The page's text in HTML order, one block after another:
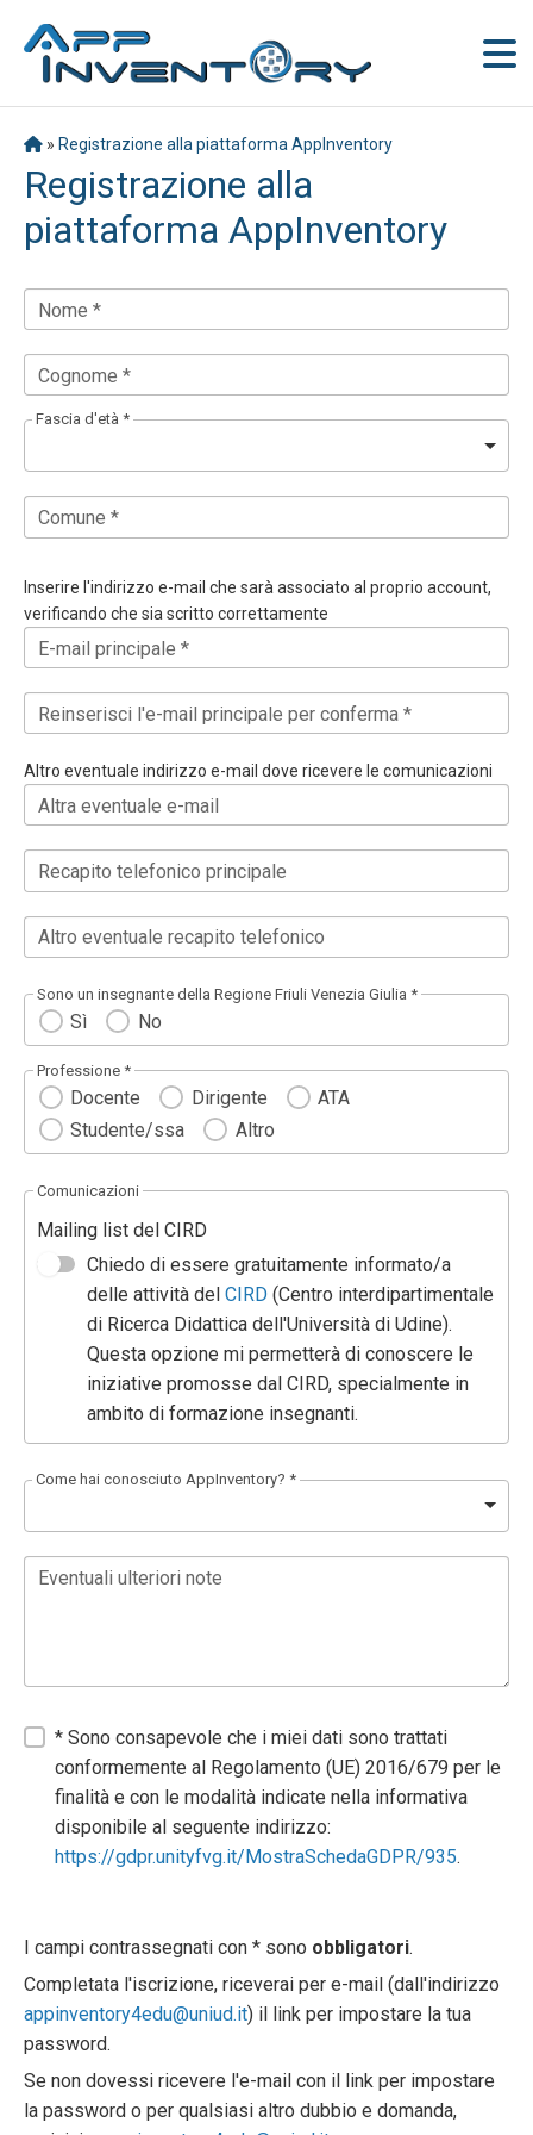
» Registrazione alla piattaforma AppInventory
Registrazione alla
piattaforma AppInventory
Nome *
Cognome *
Fascia d'età *
Comune *
Inserire l'indirizzo e-mail che sarà associato al proprio account,
verificando che sia scritto correttamente
E-mail principale *
Reinserisci l'e-mail principale per conferma *
Altro eventuale indirizzo e-mail dove ricevere le comunicazioni
Altra eventuale e-mail
Recapito telefonico principale
Altro eventuale recapito telefonico
Sono un insegnante della Regione Friuli Venezia Giulia *
Sì No
Professione *
Docente Dirigente
ATA
Studente/ssa
Altro
Comunicazioni
Mailing list del CIRD
Chiedo di essere gratuitamente informato/a
delle attività delCIRD (Centro interdipartimentale
di Ricerca Didattica dell'Università di Udine).
Questa opzione mi permetterà di conoscere le
iniziative promosse dal CIRD, specialmente in
ambito di formazione insegnanti.
Come hai conosciuto AppInventory? *
Eventuali ulteriori note
* Sono consapevole che i miei dati sono trattati
conformemente al Regolamento (UE) 2016/679 per le
finalità e con le modalità indicate nella informativa
disponibile al seguente indirizzo:
https://gdpr.unityfvg.it/MostraSchedaGDPR/935.
I campi contrassegnati con * sono obbligatori.
Completata l'iscrizione, riceverai per e-mail (dall'indirizzo
appinventory4edu@uniud.it) il link per impostare la tua
password.
Se non dovessi ricevere l'e-mail con il link per impostare
la password o per qualsiasi altro dubbio e domanda,